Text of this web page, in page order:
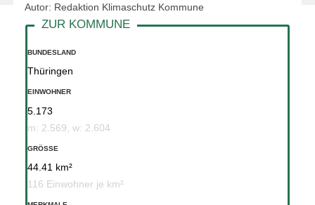
Autor: Redaktion Klimaschutz Kommune
BUNDESLAND
Thüringen
EINWOHNER
5.173
m: 2.569, w: 2.604
GRÖSSE
44.41 km²
116 Einwohner je km²